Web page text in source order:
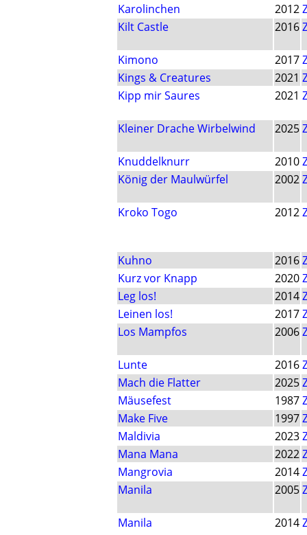
Karolinchen
2012
Kilt Castle
2016
Kimono 2017
Kings & Creatures
2021
Kipp mir Saures
2021
Kleiner Drache Wirbelwind 2025
Knuddelknurr 2010
König der Maulwürfel
2002
Kroko Togo 2012
Kuhno 2016
Kurz vor Knapp
2020
Leg los!
2014
Leinen los!
2017
Los Mampfos
2006
Lunte 2016
Mach die Flatter
2025
Mäusefest
1987
Make Five
1997
Maldivia
2023
Mana Mana
2022
Mangrovia
2014
Manila
2005
Manila 2014